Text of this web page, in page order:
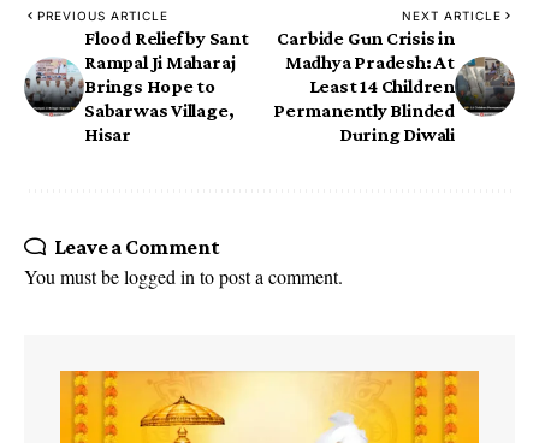
PREVIOUS ARTICLE
Flood Relief by Sant
Rampal Ji Maharaj
Brings Hope to
Sabarwas Village,
Hisar
NEXT ARTICLE
Carbide Gun Crisis in
Madhya Pradesh: At
Least 14 Children
Permanently Blinded
During Diwali
Leave a Comment
You must belogged into post a comment.